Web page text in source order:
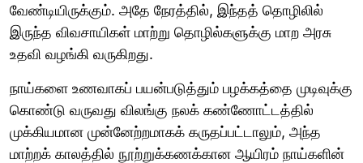
வேண்டியிருக்கும். அதே நேரத்தில், இந்தத் தொழிலில்
இருந்த விவசாயிகள் மாற்று தொழில்களுக்கு மாற அரசு
உதவி வழங்கி வருகிறது.
நாய்களை உணவாகப் பயன்படுத்தும் பழக்கத்தை முடிவுக்கு
கொண்டு வருவது விலங்கு நலக் கண்ணோட்டத்தில்
முக்கியமான முன்னேற்றமாகக் கருதப்பட்டாலும், அந்த
மாற்றக் காலத்தில் நூற்றுக்கணக்கான ஆயிரம் நாய்களின்